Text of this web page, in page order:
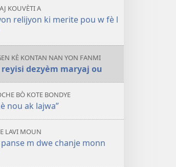
KOUVÈTI A
relijyon ki merite pou w fè l
KÈ KONTAN NAN YON FANMI
reyisi dezyèm maryaj ou
BÒ KOTE BONDYE
nou ak lajwa”
LAVI MOUN
m dwe chanje monn